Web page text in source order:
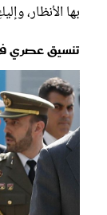
الملكة ليتيسيا
فستان ماكسي مزين
بها الأنظار،
تنسيق عصري